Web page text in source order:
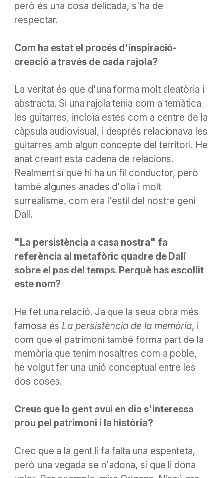
però és una cosa delicada, s'ha de
respectar.
Com ha estat el procés d'inspiració-
creació a través de cada rajola?
La veritat és que d'una forma molt aleatòria i
abstracta. Si una rajola tenia com a temàtica
les guitarres, incloïa estes com a centre de la
càpsula audiovisual, i després relacionava les
guitarres amb algun concepte del territori. He
anat creant esta cadena de relacions.
Realment sí que hi ha un fil conductor, però
també algunes anades d'olla i molt
surrealisme, com era l'estil del nostre geni
Dalí.
"La persistència a casa nostra" fa
referència al metafòric quadre de Dalí
sobre el pas del temps. Perquè has escollit
este nom?
He fet una relació. Ja que la seua obra més
famosa és La persistència de la memòria, i
com que el patrimoni també forma part de la
memòria que tenim nosaltres com a poble,
he volgut fer una unió conceptual entre les
dos coses.
Creus que la gent avui en dia s'interessa
prou pel patrimoni i la història?
Crec que a la gent li fa falta una espenteta,
però una vegada se n'adona, sí que li dóna